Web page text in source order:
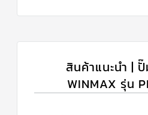
สินค้าแนะนำ |
WINMAX รุ่น